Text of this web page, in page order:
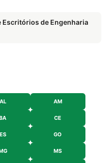
Escritórios de Engenharia
AL AM
CE
ES GO
MS